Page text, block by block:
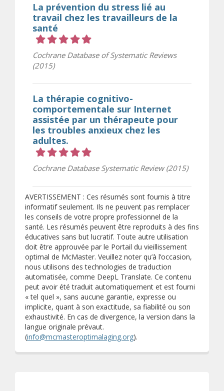
La prévention du stress lié au
travail chez les travailleurs de la
santé
Cochrane Database of Systematic Reviews
(2015)
La thérapie cognitivo-
comportementale sur Internet
assistée par un thérapeute pour
les troubles anxieux chez les
adultes.
Cochrane Database Systematic Review (2015)
AVERTISSEMENT : Ces résumés sont fournis à titre
informatif seulement. Ils ne peuvent pas remplacer
les conseils de votre propre professionnel de la
santé. Les résumés peuvent être reproduits à des fins
éducatives sans but lucratif. Toute autre utilisation
doit être approuvée par le Portail du vieillissement
optimal de McMaster. Veuillez noter qu’à l’occasion,
nous utilisons des technologies de traduction
automatisée, comme DeepL Translate. Ce contenu
peut avoir été traduit automatiquement et est fourni
« tel quel », sans aucune garantie, expresse ou
implicite, quant à son exactitude, sa fiabilité ou son
exhaustivité. En cas de divergence, la version dans la
langue originale prévaut.
(info@mcmasteroptimalaging.org).